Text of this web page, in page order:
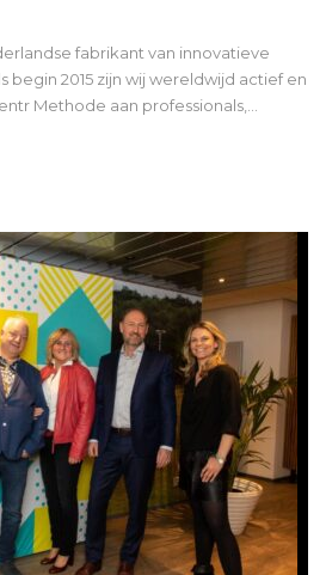
fabrikant van innovatieve
begin 2015 zijn wij wereldwijd actief en
Methode aan professionals,...